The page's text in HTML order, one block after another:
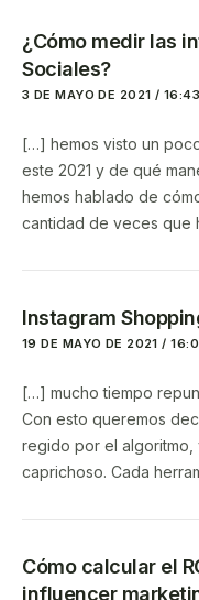
¿Cómo medir las
Sociales?
3 DE MAYO DE 2021 / 16:43
[…] hemos visto un
este 2021 y de qué
hemos hablado de
cantidad de veces que
Instagram
19 DE MAYO DE 2021 /
[…] mucho tiempo
Con esto queremos
regido por el
caprichoso. Cada
Cómo calcular el
influencer